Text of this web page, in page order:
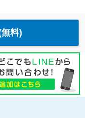
料)